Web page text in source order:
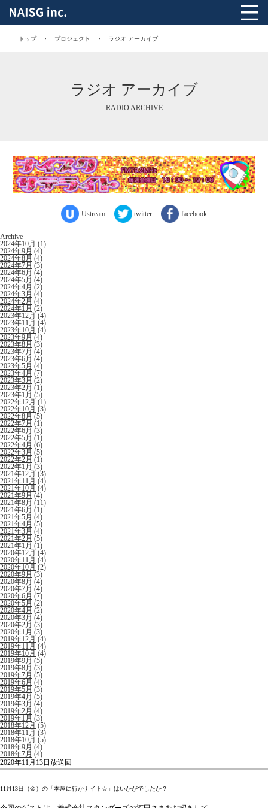
トップ プロジェクト ラジオ アーカイブ
ラジオ アーカイブ
RADIO ARCHIVE
Ustream twitter facebook
Archive
2024年10月 (1)
2024年9月 (4)
2024年8月 (4)
2024年7月 (3)
2024年6月 (4)
2024年5月 (4)
2024年4月 (2)
2024年3月 (4)
2024年2月 (4)
2024年1月 (2)
2023年12月(4)
2023年11月 (4)
2023年10月 (4)
2023年9月 (4)
2023年8月 (3)
2023年7月 (4)
2023年6月 (4)
2023年5月 (4)
2023年4月 (7)
2023年3月 (2)
2023年2月 (1)
2023年1月 (5)
2022年12月(1)
2022年10月 (3)
2022年8月 (5)
2022年7月 (1)
2022年6月 (3)
2022年5月 (1)
2022年4月 (6)
2022年3月 (5)
2022年2月 (1)
2022年1月 (3)
2021年12月(3)
2021年11月 (4)
2021年10月 (4)
2021年9月 (4)
2021年8月 (11)
2021年6月 (1)
2021年5月 (4)
2021年4月 (5)
2021年3月 (4)
2021年2月 (5)
2021年1月 (1)
2020年12月(4)
2020年11月 (4)
2020年10月 (2)
2020年9月 (3)
2020年8月 (4)
2020年7月 (4)
2020年6月 (7)
2020年5月 (2)
2020年4月 (2)
2020年3月 (4)
2020年2月 (3)
2020年1月 (3)
2019年12月(4)
2019年11月 (4)
2019年10月 (4)
2019年9月 (5)
2019年8月 (3)
2019年7月 (5)
2019年6月 (4)
2019年5月 (3)
2019年4月 (5)
2019年3月 (4)
2019年2月 (4)
2019年1月 (3)
2018年12月(5)
2018年11月 (3)
2018年10月 (5)
2018年9月 (4)
2018年7月 (4)
2020年11月13日放送回
11月13日（金）の「本屋に行かナイト☆」はいかがでしたか？